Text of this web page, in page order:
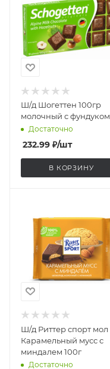
Ш/д Шогеттен 100гр
молочный с фундуком
Достаточно
232.99 ₽/шт
В КОРЗИНУ
Ш/д Риттер спорт мол
Карамельный мусс с
миндалем 100г
Достаточно